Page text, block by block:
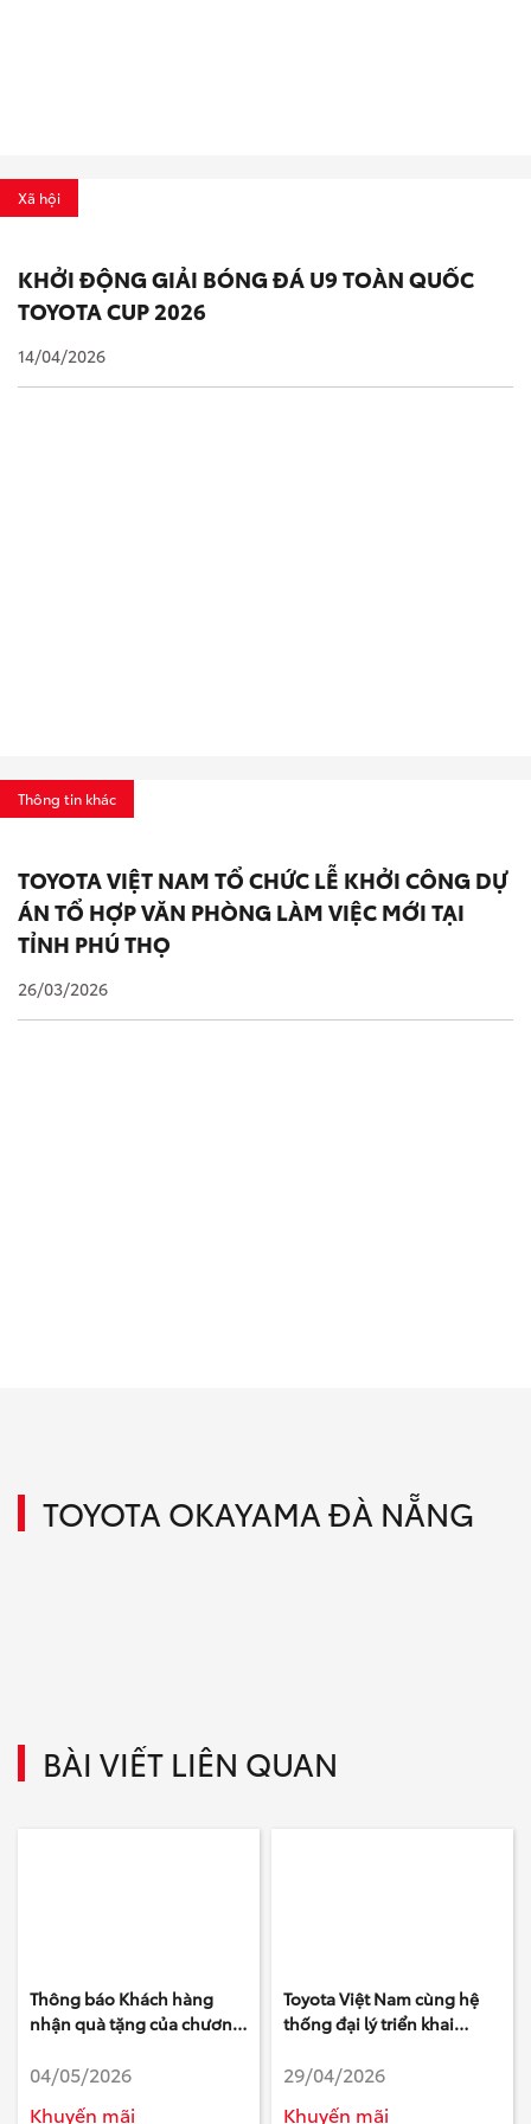
Xã hội
KHỞI ĐỘNG GIẢI BÓNG ĐÁ U9 TOÀN QUỐC
TOYOTA CUP 2026
14/04/2026
Thông tin khác
TOYOTA VIỆT NAM TỔ CHỨC LỄ KHỞI CÔNG DỰ
ÁN TỔ HỢP VĂN PHÒNG LÀM VIỆC MỚI TẠI
TỈNH PHÚ THỌ
26/03/2026
TOYOTA OKAYAMA ĐÀ NẴNG
BÀI VIẾT LIÊN QUAN
Thông báo Khách hàng
nhận quà tặng của chương
khảo sát của Toyota - Tháng
04/05/2026
Khuyến mãi
Toyota Việt Nam cùng hệ
thống đại lý triển khai
tháng 5/2026
29/04/2026
Khuyến mãi